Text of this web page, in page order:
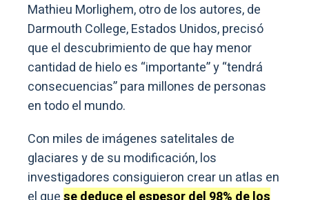
Mathieu Morlighem, otro de los autores, de
Darmouth College, Estados Unidos, precisó
que el descubrimiento de que hay menor
cantidad de hielo es “importante” y “tendrá
consecuencias” para millones de personas
en todo el mundo.
Con miles de imágenes satelitales de
glaciares y de su modificación, los
investigadores consiguieron crear un atlas en